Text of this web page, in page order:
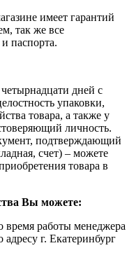
имеет гарантий
так же все
паспорта.
дней с
упаковки,
товара, а также у
личность.
подтверждающий
счет) – можете
товара в
Вы можете:
работы менеджера
г. Екатеринбург